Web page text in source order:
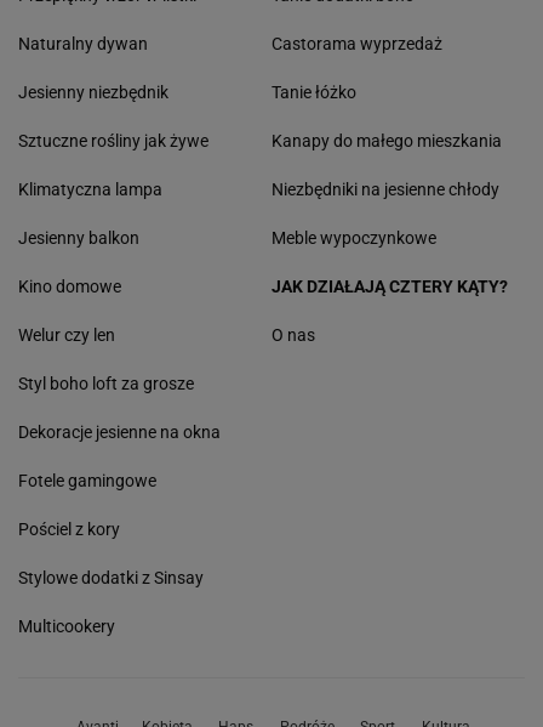
Naturalny dywan
Jesienny niezbędnik
Sztuczne rośliny jak żywe
Klimatyczna lampa
Jesienny balkon
Castorama wyprzedaż
Tanie łóżko
Kanapy do małego mieszkania
Niezbędniki na jesienne chłody
Meble wypoczynkowe
Kino domowe
Welur czy len
Styl boho loft za grosze
Dekoracje jesienne na okna
Fotele gamingowe
Pościel z kory
Stylowe dodatki z Sinsay
Multicookery
JAK DZIAŁAJĄ CZTERY KĄTY?
O nas